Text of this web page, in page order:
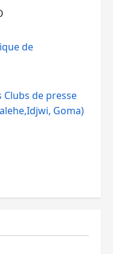
de
de presse
Goma)